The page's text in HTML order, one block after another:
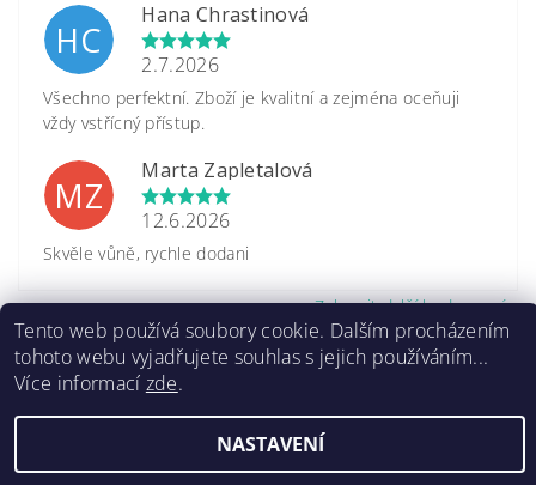
HC
Hana Chrastinová
2.7.2026
Všechno perfektní. Zboží je kvalitní a zejména oceňuji
vždy vstřícný přístup.
MZ
Marta Zapletalová
12.6.2026
Skvěle vůně, rychle dodani
Zobrazit další hodnocení
www.caretrade.cz, všechna práva vyhrazena
Tento web používá soubory cookie. Dalším procházením
tohoto webu vyjadřujete souhlas s jejich používáním...
Více informací zde.
NASTAVENÍ